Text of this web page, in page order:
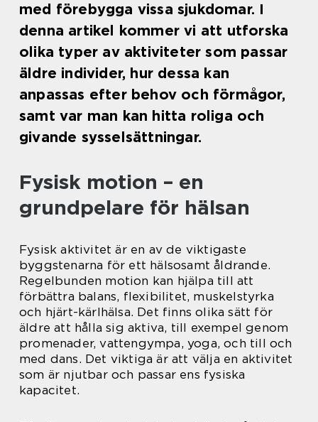
med förebygga vissa sjukdomar. I
denna artikel kommer vi att utforska
olika typer av aktiviteter som passar
äldre individer, hur dessa kan
anpassas efter behov och förmågor,
samt var man kan hitta roliga och
givande sysselsättningar.
Fysisk motion – en
grundpelare för hälsan
Fysisk aktivitet är en av de viktigaste
byggstenarna för ett hälsosamt åldrande.
Regelbunden motion kan hjälpa till att
förbättra balans, flexibilitet, muskelstyrka
och hjärt-kärlhälsa. Det finns olika sätt för
äldre att hålla sig aktiva, till exempel genom
promenader, vattengympa, yoga, och till och
med dans. Det viktiga är att välja en aktivitet
som är njutbar och passar ens fysiska
kapacitet.